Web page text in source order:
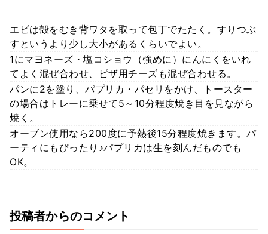
エビは殻をむき背ワタを取って包丁でたたく。すりつぶ
すというより少し大小があるくらいでよい。
1にマヨネーズ・塩コショウ（強めに）にんにくをいれ
てよく混ぜ合わせ、ピザ用チーズも混ぜ合わせる。
パンに2を塗り、パプリカ・パセリをかけ、トースター
の場合はトレーに乗せて5～10分程度焼き目を見ながら
焼く。
オーブン使用なら200度に予熱後15分程度焼きます。パ
ーティにもぴったり♪パプリカは生を刻んだものでも
OK。
投稿者からのコメント